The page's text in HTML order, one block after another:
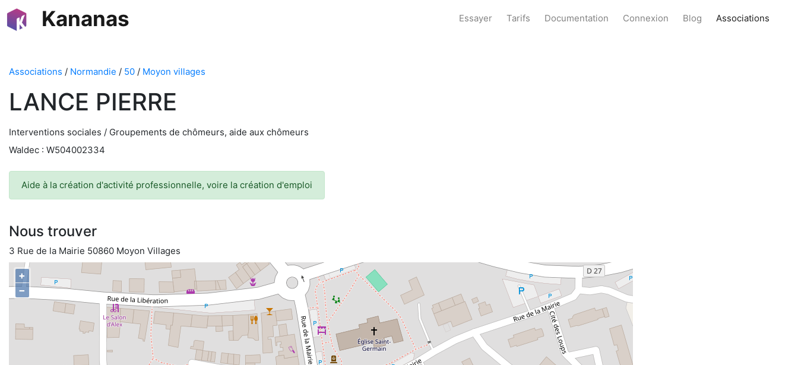
Kananas Essayer Tarifs Documentation Connexion Blog Associations
Associations / Normandie / 50 / Moyon villages
LANCE PIERRE
Interventions sociales / Groupements de chômeurs, aide aux chômeurs
Waldec : W504002334
Aide à la création d'activité professionnelle, voire la création d'emploi
Nous trouver
3 Rue de la Mairie 50860 Moyon Villages
+
−